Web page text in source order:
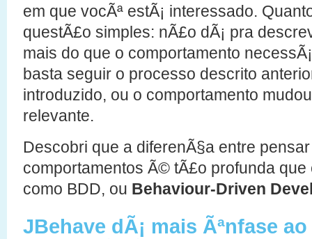
em que vocÃª estÃ¡ interessado.
questÃ£o simples: nÃ£o dÃ¡ pra
mais do que o comportamento
basta seguir o processo descrito
introduzido, ou o comportamento
relevante.
Descobri que a diferenÃ§a entre
comportamentos Ã© tÃ£o profunda
como BDD, ou Behaviour-Driven
JBehave dÃ¡ mais Ãªnfase